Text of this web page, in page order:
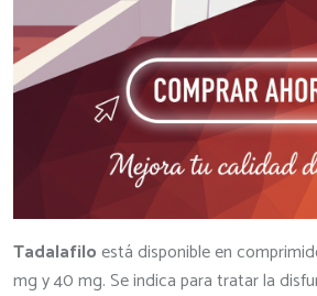
Tadalafiloestá disponible en
mg y 40 mg. Se indica para tratar la